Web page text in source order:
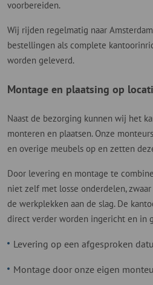
voorbereiden.
Wij rijden regelmatig naar
bestellingen als complete
worden geleverd.
Montage en plaatsing op
Naast de bezorging kunnen wij het
monteren en plaatsen. Onze
en overige meubels op en zetten
Door levering en montage te
niet zelf met losse onderdelen,
de werkplekken aan de slag. De
direct verder worden ingericht en in
Levering op een afgesproken
Montage door onze eigen